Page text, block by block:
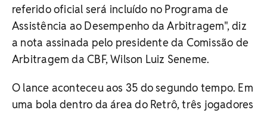
referido oficial será incluído no Programa de
Assistência ao Desempenho da Arbitragem", diz
a nota assinada pelo presidente da Comissão de
Arbitragem da CBF, Wilson Luiz Seneme.
O lance aconteceu aos 35 do segundo tempo. Em
uma bola dentro da área do Retrô, três jogadores